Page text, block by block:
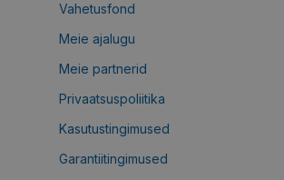
Vahetusfond
Meie ajalugu
Meie partnerid
Privaatsuspoliitika
Kasutustingimused
Garantiitingimused